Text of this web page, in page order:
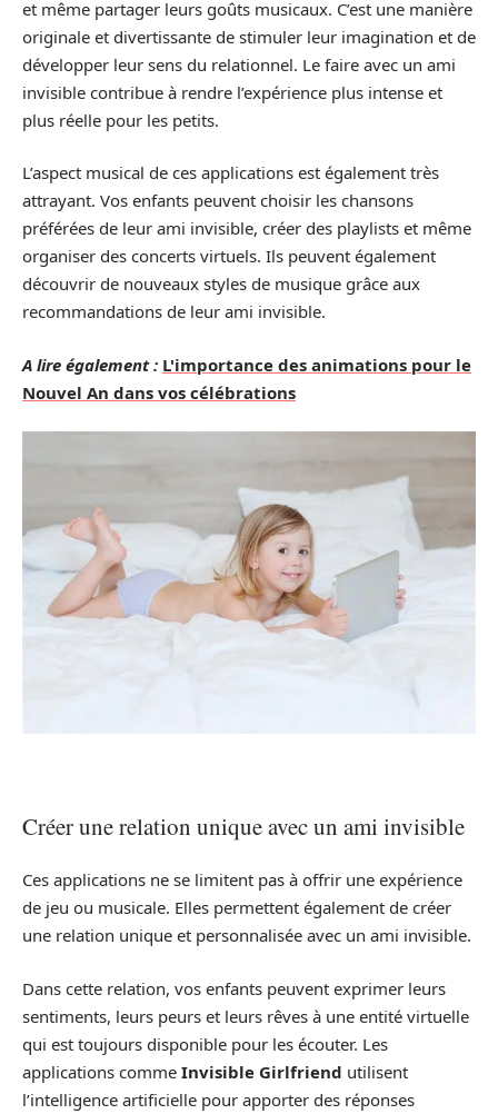
et même partager leurs goûts musicaux. C’est une manière
originale et divertissante de stimuler leur imagination et de
développer leur sens du relationnel. Le faire avec un ami
invisible contribue à rendre l’expérience plus intense et
plus réelle pour les petits.
L’aspect musical de ces applications est également très
attrayant. Vos enfants peuvent choisir les chansons
préférées de leur ami invisible, créer des playlists et même
organiser des concerts virtuels. Ils peuvent également
découvrir de nouveaux styles de musique grâce aux
recommandations de leur ami invisible.
A lire également : L'importance des animations pour le
Nouvel An dans vos célébrations
Créer une relation unique avec un ami invisible
Ces applications ne se limitent pas à offrir une expérience
de jeu ou musicale. Elles permettent également de créer
une relation unique et personnalisée avec un ami invisible.
Dans cette relation, vos enfants peuvent exprimer leurs
sentiments, leurs peurs et leurs rêves à une entité virtuelle
qui est toujours disponible pour les écouter. Les
applications comme Invisible Girlfriend utilisent
l’intelligence artificielle pour apporter des réponses